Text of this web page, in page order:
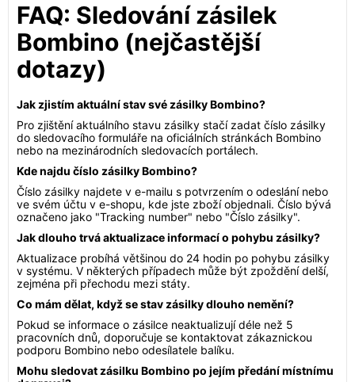
FAQ: Sledování zásilek
Bombino (nejčastější
dotazy)
Jak zjistím aktuální stav své zásilky Bombino?
Pro zjištění aktuálního stavu zásilky stačí zadat číslo zásilky
do sledovacího formuláře na oficiálních stránkách Bombino
nebo na mezinárodních sledovacích portálech.
Kde najdu číslo zásilky Bombino?
Číslo zásilky najdete v e-mailu s potvrzením o odeslání nebo
ve svém účtu v e-shopu, kde jste zboží objednali. Číslo bývá
označeno jako "Tracking number" nebo "Číslo zásilky".
Jak dlouho trvá aktualizace informací o pohybu zásilky?
Aktualizace probíhá většinou do 24 hodin po pohybu zásilky
v systému. V některých případech může být zpoždění delší,
zejména při přechodu mezi státy.
Co mám dělat, když se stav zásilky dlouho nemění?
Pokud se informace o zásilce neaktualizují déle než 5
pracovních dnů, doporučuje se kontaktovat zákaznickou
podporu Bombino nebo odesílatele balíku.
Mohu sledovat zásilku Bombino po jejím předání místnímu